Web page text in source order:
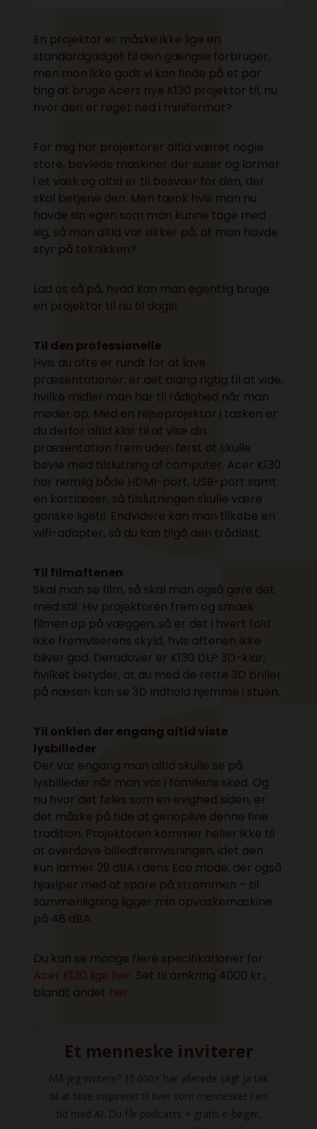
En projektor er måske ikke lige en
standardgadget til den gængse forbruger,
men mon ikke godt vi kan finde på et par
ting at bruge Acers nye K130 projektor til, nu
hvor den er røget ned i miniformat?
For mig har projektorer altid været nogle
store, bøvlede maskiner der suser og larmer
i et væk og altid er til besvær for den, der
skal betjene den. Men tænk hvis man nu
havde sin egen som man kunne tage med
sig, så man altid var sikker på, at man havde
styr på teknikken?
Lad os så på, hvad kan man egentlig bruge
en projektor til nu til dags!
Til den professionelle
Hvis du ofte er rundt for at lave
præsentationer, er det aldrig rigtig til at vide,
hvilke midler man har til rådighed når man
møder op. Med en rejseprojektor i tasken er
du derfor altid klar til at vise din
præsentation frem uden først at skulle
bøvle med tilslutning af computer. Acer K130
har nemlig både HDMI-port, USB-port samt
en kortlæser, så tilslutningen skulle være
ganske ligetil. Endvidere kan man tilkøbe en
wifi-adapter, så du kan tilgå den trådløst.
Til filmaftenen
Skal man se film, så skal man også gøre det
med stil. Hiv projektoren frem og smæk
filmen op på væggen, så er det i hvert fald
ikke fremviserens skyld, hvis aftenen ikke
bliver god. Derudover er K130 DLP 3D-klar,
hvilket betyder, at du med de rette 3D briller
på næsen kan se 3D indhold hjemme i stuen.
Til onklen der engang altid viste
lysbilleder
Der var engang man altid skulle se på
lysbilleder når man var i familiens skød. Og
nu hvor det føles som en evighed siden, er
det måske på tide at genoplive denne fine
tradition. Projektoren kommer heller ikke til
at overdøve billedfremvisningen, idet den
kun larmer 29 dBA i dens Eco mode, der også
hjælper med at spare på strømmen – til
sammenligning ligger min opvaskemaskine
på 48 dBA.
Du kan se mange flere specifikationer for
Acer K130 lige her. Set til omkring 4000 kr.,
blandt andet her.